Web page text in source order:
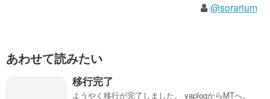
@sorarium
あわせて読みたい
移行完了
ようやく移行が完了しました。 yaplogからMTへ。